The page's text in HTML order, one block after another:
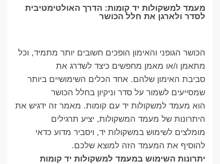
מעמד למשקולות יד קומות: הדרך האולטימטיבית
לסדר ולארגן את חלל הכושר
הכושר הגופני והאימון הופכים חשובים יותר מתמיד, וכל
מתאמן ו/או מאמן מחפשים כיצד לשדרג את
סביבת האימון שלהם. אחד הכלים השימושיים ביותר
שמסייעים לשמור על סדר וניקיון בחלל הכושר
הוא מעמד למשקולות יד עם קומות. מאמר זה ידגיש את
היתרונות של מעמד המשקולות, יציע תרגילים
מומלצים לשימוש במשקולות יד, ויסביר מדוע כדאי
להוסיף את המעמד הזה למוצא שלכם.
יתרונות השימוש במעמד למשקולות יד קומות